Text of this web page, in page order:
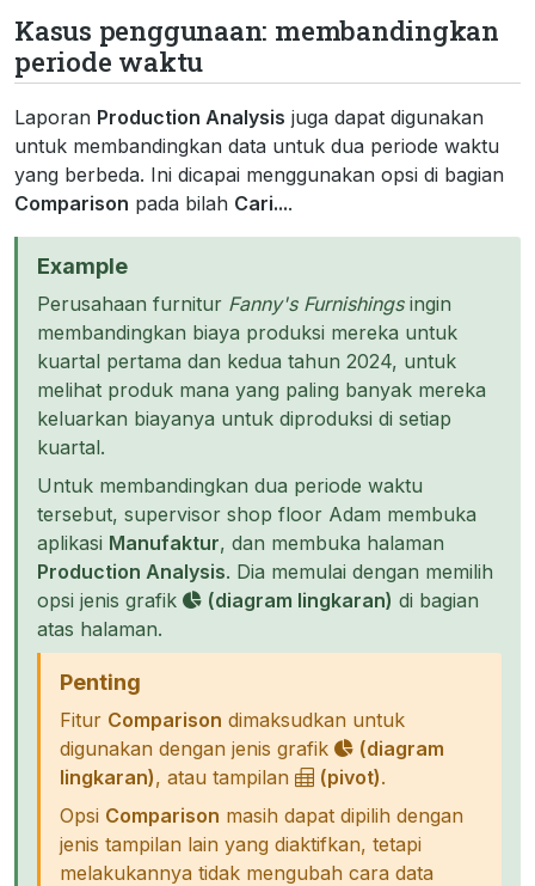
Kasus penggunaan: membandingkan
periode waktu
Laporan Production Analysis juga dapat digunakan
untuk membandingkan data untuk dua periode waktu
yang berbeda. Ini dicapai menggunakan opsi di bagian
Comparison pada bilah Cari....
Example
Perusahaan furnitur Fanny's Furnishingsingin
membandingkan biaya produksi mereka untuk
kuartal pertama dan kedua tahun 2024, untuk
melihat produk mana yang paling banyak mereka
keluarkan biayanya untuk diproduksi di setiap
kuartal.
Untuk membandingkan dua periode waktu
tersebut, supervisor shop floor Adam membuka
aplikasi Manufaktur, dan membuka halaman
Production Analysis. Dia memulai dengan memilih
opsi jenis grafik
(diagram lingkaran) di bagian
atas halaman.
Penting
Fitur Comparison dimaksudkan untuk
digunakan dengan jenis grafik
(diagram
lingkaran), atau tampilan (pivot).
Opsi Comparison masih dapat dipilih dengan
jenis tampilan lain yang diaktifkan, tetapi
melakukannya tidak mengubah cara data